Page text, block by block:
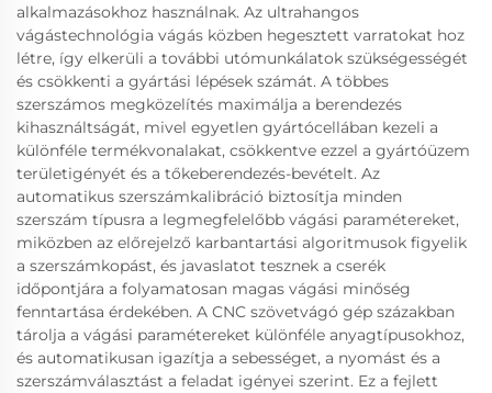
alkalmazásokhoz használnak. Az ultrahangos
vágástechnológia vágás közben hegesztett varratokat hoz
létre, így elkerüli a további utómunkálatok szükségességét
és csökkenti a gyártási lépések számát. A többes
szerszámos megközelítés maximálja a berendezés
kihasználtságát, mivel egyetlen gyártócellában kezeli a
különféle termékvonalakat, csökkentve ezzel a gyártóüzem
területigényét és a tőkeberendezés-bevételt. Az
automatikus szerszámkalibráció biztosítja minden
szerszám típusra a legmegfelelőbb vágási paramétereket,
miközben az előrejelző karbantartási algoritmusok figyelik
a szerszámkopást, és javaslatot tesznek a cserék
időpontjára a folyamatosan magas vágási minőség
fenntartása érdekében. A CNC szövetvágó gép százakban
tárolja a vágási paramétereket különféle anyagtípusokhoz,
és automatikusan igazítja a sebességet, a nyomást és a
szerszámválasztást a feladat igényei szerint. Ez a fejlett